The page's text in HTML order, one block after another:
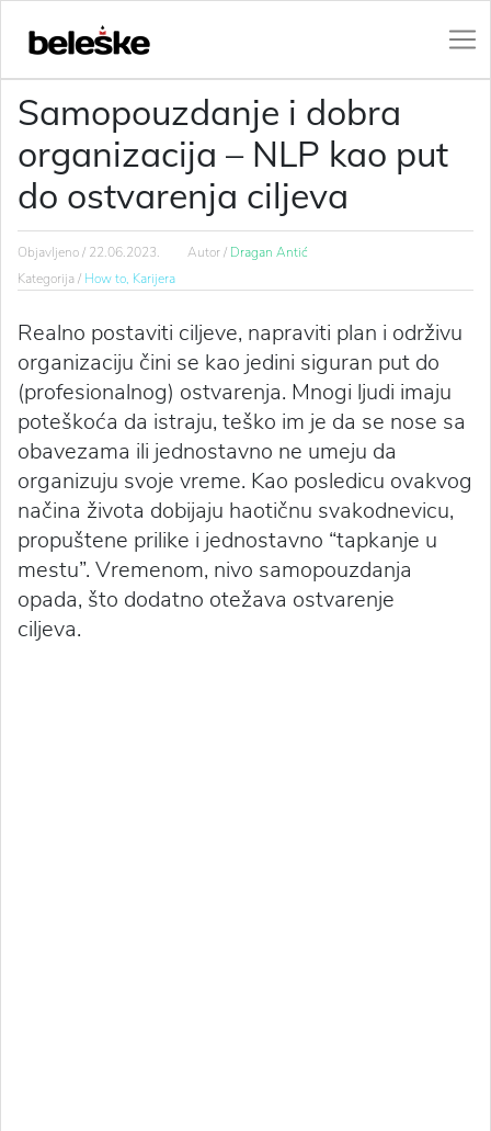
Samopouzdanje i dobra
organizacija – NLP kao put
do ostvarenja ciljeva
Objavljeno / 22.06.2023. Autor / Dragan Antić
Kategorija / How to, Karijera
Realno postaviti ciljeve, napraviti plan i održivu
organizaciju čini se kao jedini siguran put do
(profesionalnog) ostvarenja. Mnogi ljudi imaju
poteškoća da istraju, teško im je da se nose sa
obavezama ili jednostavno ne umeju da
organizuju svoje vreme. Kao posledicu ovakvog
načina života dobijaju haotičnu svakodnevicu,
propuštene prilike i jednostavno “tapkanje u
mestu”. Vremenom, nivo samopouzdanja
opada, što dodatno otežava ostvarenje
ciljeva.